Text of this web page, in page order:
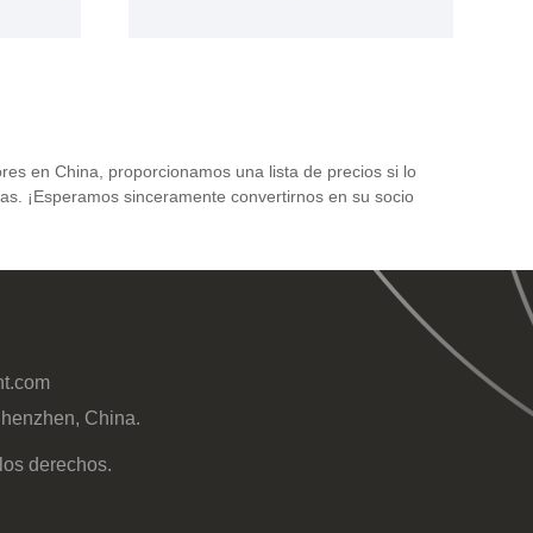
en China, proporcionamos una lista de precios si lo
¡Esperamos sinceramente convertirnos en su socio
China.
derechos.